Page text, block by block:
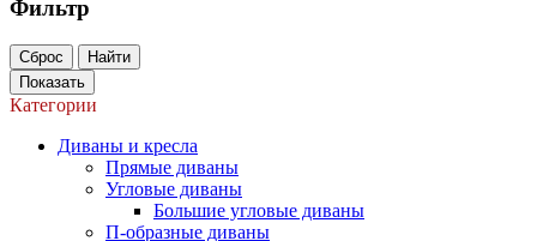
Фильтр
Сброс
Найти
Показать
Категории
Диваны и кресла
Прямые диваны
Угловые диваны
Большие угловые диваны
П-образные диваны